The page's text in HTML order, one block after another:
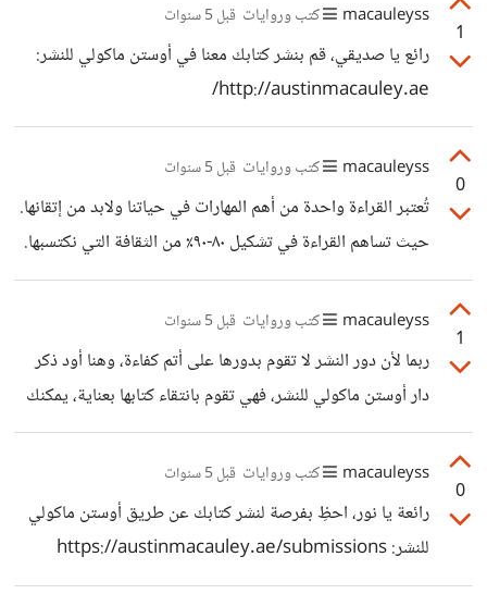
1
macauleyss كتب وروايات قبل 5 سنوات
رائع يا صديقي، قم بنشر كتابك معنا في أوستن ماكولي للنشر:
http://austinmacauley.ae/
0
macauleyss كتب وروايات قبل 5 سنوات
تُعتبر القراءة واحدة من أهم المهارات في حياتنا ولابد من إتقانها.
حيث تساهم القراءة في تشكيل ٨٠-٩٠٪ من الثقافة التي نكتسبها.
تطور الأمم مرتبط دائماً بمستوي ثقافة الشعوب؛ ولتطوير ذواتنا
يجب أن نُعير القراءة مزيداً من الاهتمام من كل أفراد العائلة. في
بعض الأحيان قد يشعر البعض بالملل من القراء؛ لذا نحن نقترح
عليكم تعلم تقنية القراءة السريعة، ولكن في البداية لنتعرف على
مفهوم هذا المصطلح. القراءة السريعة هي تقنية لقراءة النصوص
1
macauleyss كتب وروايات قبل 5 سنوات
ربما لأن دور النشر لا تقوم بدورها على أتم كفاءة، وهنا أود ذكر
دار أوستن ماكولي للنشر، فهي تقوم بانتقاء كتابها بعناية، يمكنك
مشاهدة كتبهم ونشر كتابك عن طريق:
https://austinmacauley.ae/submissions
0
macauleyss كتب وروايات قبل 5 سنوات
رائعة يا نور، احظِ بفرصة لنشر كتابك عن طريق أوستن ماكولي
للنشر: https://austinmacauley.ae/submissions